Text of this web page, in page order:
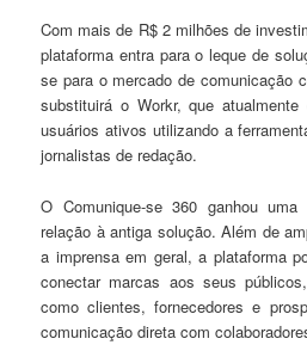
Com mais de R$ 2 milhões de
plataforma entra para o leque de
se para o mercado de comunicação
substituirá o Workr, que
usuários ativos utilizando a
jornalistas de redação.
O Comunique-se 360 ganhou uma
relação à antiga solução. Além de
a imprensa em geral, a plataforma
conectar marcas aos seus
como clientes, fornecedores e
comunicação direta com